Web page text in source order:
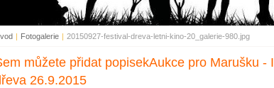
| Fotogalerie | 20150927-festival-dreva-letni-kino-20_galerie-980.jpg
můžete přidat popisekAukce pro Marušku -
26.9.2015